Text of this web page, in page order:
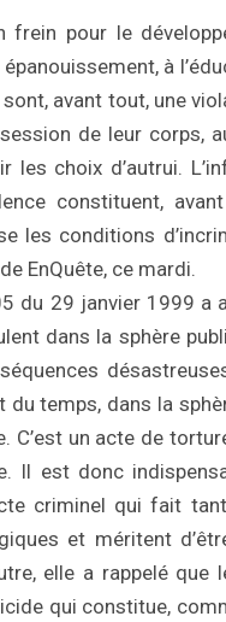
pour le
à
avant tout, une
de leur corps,
choix d’autrui.
constituent,
les conditions
EnQuête, ce mardi.
du 29 janvier 1999 a
dans la sphère
du temps, dans la
C’est un acte de
Il est donc
criminel qui fait
et méritent
elle a rappelé que
qui constitue,